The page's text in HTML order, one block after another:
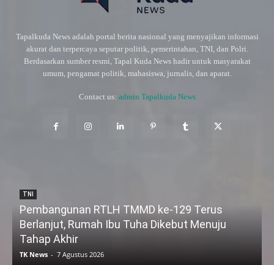
Tapalkuda News adalah portal berita nasional yang menyajikan informasi
akurat dan terpercaya seputar politik, pemerintahan, TNI, dan Polri.
Berdasarkan sumber resmi, Tapal Kuda News hadir untuk masyarakat
umum, pengamat politik, mahasiswa, jurnalis, dan aparat.
Contact us: admin Tapalkuda News
TNI
Pembangunan RTLH TMMD ke-129 Terus
Berlanjut, Rumah Ibu Tuha Dikebut Menuju
Tahap Akhir
TK News - 7 Agustus 2026